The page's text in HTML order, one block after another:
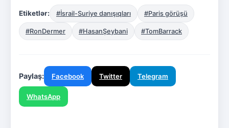
Etiketlər: #İsrail-Suriye danışıqları #Paris görüşü
#RonDermer #HasanŞeybani #TomBarrack
Paylaş: Facebook Twitter Telegram
WhatsApp